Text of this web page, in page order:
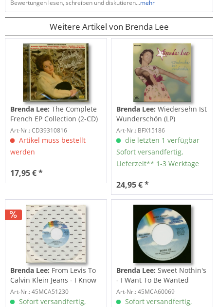
Bewertungen lesen, schreiben und diskutieren...mehr
Weitere Artikel von Brenda Lee
Brenda Lee: The Complete
French EP Collection (2-CD)
Art-Nr.: CD39310816
Artikel muss bestellt
werden
17,95 € *
Brenda Lee: Wiedersehn Ist
Wunderschön (LP)
Art-Nr.: BFX15186
die letzten 1 verfügbar
Sofort versandfertig,
Lieferzeit** 1-3 Werktage
24,95 € *
Brenda Lee: From Levis To
Calvin Klein Jeans - I Know
A Lot...
Art-Nr.: 45MCA51230
Sofort versandfertig,
Brenda Lee: Sweet Nothin's
- I Want To Be Wanted
(7inch,...
Art-Nr.: 45MCA60069
Sofort versandfertig,